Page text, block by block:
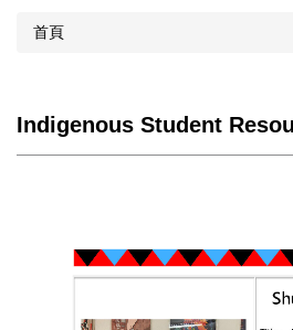
首頁
Indigenous Student